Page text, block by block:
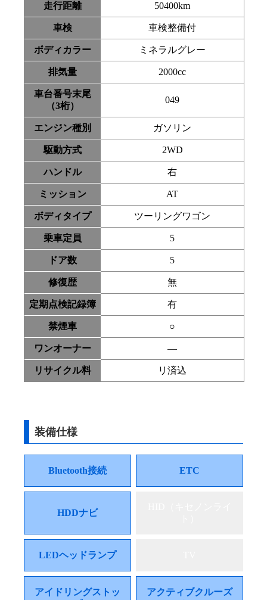
走行距離 50400km
車検 車検整備付
ボディカラー ミネラルグレー
排気量 2000cc
車台番号末尾
（3桁）
049
エンジン種別 ガソリン
駆動方式 2WD
ハンドル 右
ミッション AT
ボディタイプ ツーリングワゴン
乗車定員 5
ドア数 5
修復歴 無
定期点検記録簿 有
禁煙車 ○
ワンオーナー ―
リサイクル料 リ済込
装備仕様
Bluetooth接続 ETC
HDDナビ
LEDヘッドランプ
アイドリングストッ
アクティブクルーズ